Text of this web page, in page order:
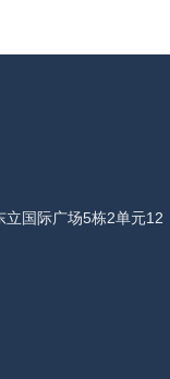
国际广场5栋2单元12